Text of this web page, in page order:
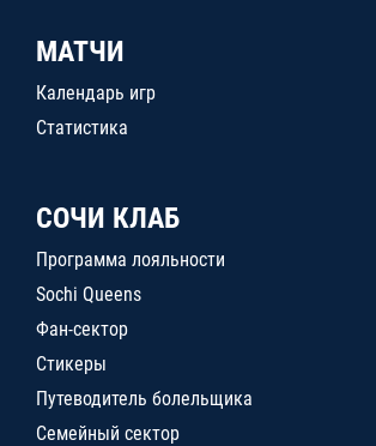
МАТЧИ
Календарь игр
Статистика
СОЧИ КЛАБ
Программа лояльности
Sochi Queens
Фан-сектор
Стикеры
Путеводитель болельщика
Семейный сектор